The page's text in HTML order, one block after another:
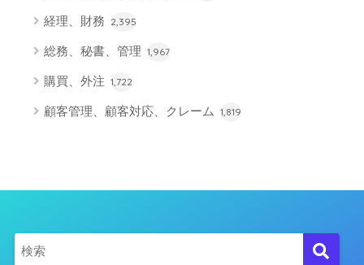
経理、財務 2,395
総務、秘書、管理 1,967
購買、外注 1,722
顧客管理、顧客対応、クレーム 1,819